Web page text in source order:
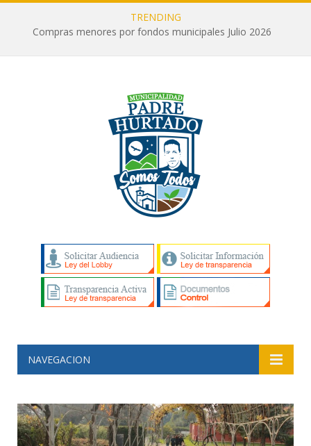
TRENDING
Compras menores por fondos municipales Julio 2026
NAVEGACION